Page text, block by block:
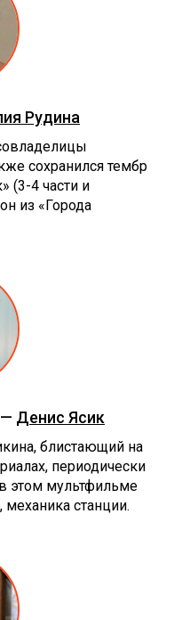
Рудина
сохранился тембр
(3-4 части и
из «Города
Денис Ясик
блистающий на
периодически
этом мультфильме
механика станции.